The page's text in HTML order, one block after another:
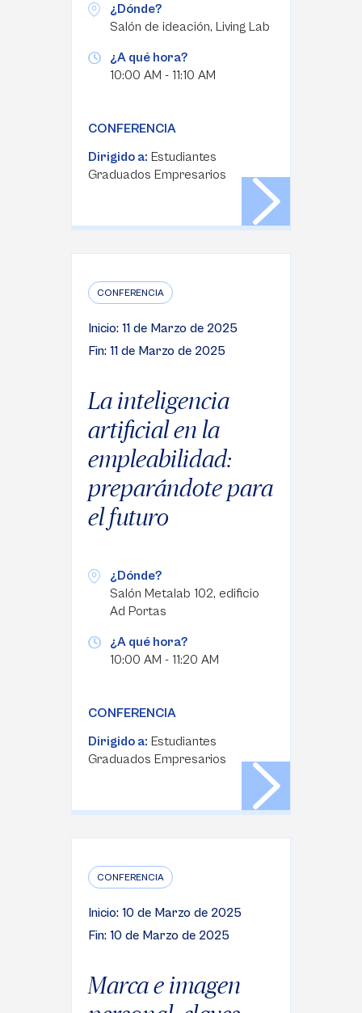
¿Dónde?
Salón de ideación, Living Lab
¿A qué hora?
10:00 AM - 11:10 AM
CONFERENCIA
Dirigido a: Estudiantes
Graduados Empresarios
CONFERENCIA
Inicio: 11 de Marzo de 2025
Fin: 11 de Marzo de 2025
La inteligencia
artificial en la
empleabilidad:
preparándote para
el futuro
¿Dónde?
Salón Metalab 102, edificio
Ad Portas
¿A qué hora?
10:00 AM - 11:20 AM
CONFERENCIA
Dirigido a: Estudiantes
Graduados Empresarios
CONFERENCIA
Inicio: 10 de Marzo de 2025
Fin: 10 de Marzo de 2025
Marca e imagen